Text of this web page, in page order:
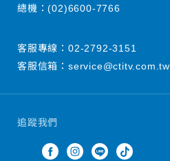
追蹤我們
總機：(02)6600-7766
客服專線： 02-2792-3151
客服信箱： service@ctitv.com.tw